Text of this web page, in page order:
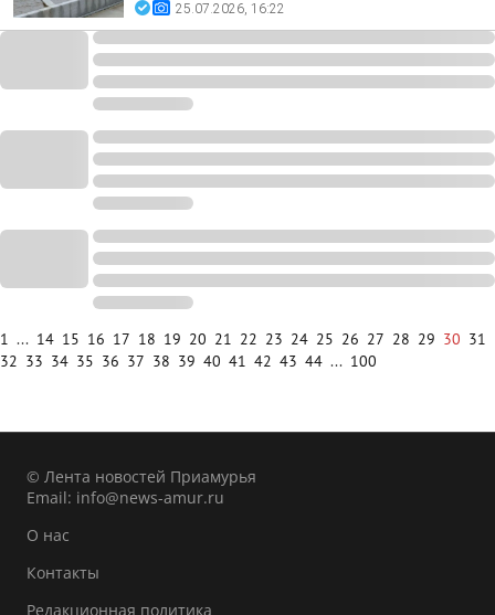
25.07.2026, 16:22
1 ... 14 15 16 17 18 19 20 21 22 23 24 25 26 27 28 29 30 31
32 33 34 35 36 37 38 39 40 41 42 43 44 ... 100
© Лента новостей Приамурья
Email: info@news-amur.ru
О нас
Контакты
Редакционная политика